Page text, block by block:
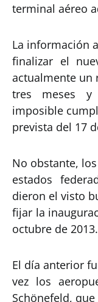
terminal aéreo
La información
finalizar el
actualmente un
tres meses
imposible
prevista del 17
No obstante,
estados
dieron el visto
fijar la
octubre de 2013.
El día anterior
vez los
Schönefeld, que